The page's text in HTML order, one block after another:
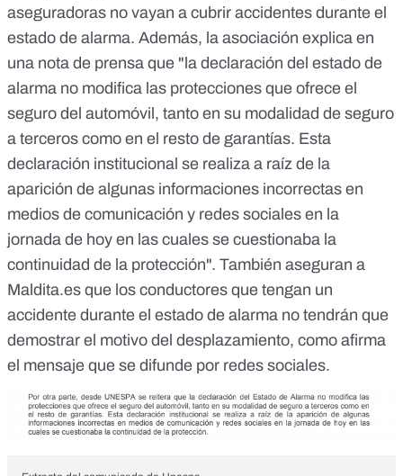
aseguradoras no vayan a cubrir accidentes durante el
estado de alarma. Además, la asociación explica en
una nota de prensa que "la declaración del estado de
alarma no modifica las protecciones que ofrece el
seguro del automóvil, tanto en su modalidad de seguro
a terceros como en el resto de garantías. Esta
declaración institucional se realiza a raíz de la
aparición de algunas informaciones incorrectas en
medios de comunicación y redes sociales en la
jornada de hoy en las cuales se cuestionaba la
continuidad de la protección". También aseguran a
Maldita.es que los conductores que tengan un
accidente durante el estado de alarma no tendrán que
demostrar el motivo del desplazamiento, como afirma
el mensaje que se difunde por redes sociales.